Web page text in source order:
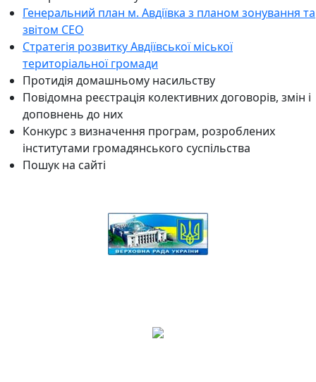
Генеральний план м. Авдіївка з планом зонування та
звітом СЕО
Стратегія розвитку Авдіївської міської
територіальної громади
Протидія домашньому насильству
Повідомна реєстрація колективних договорів, змін і
доповнень до них
Конкурс з визначення програм, розроблених
інститутами громадянського суспільства
Пошук на сайті